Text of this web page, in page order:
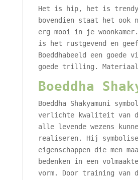
Het is hip, het is
bovendien staat het ook
erg mooi in je
is het rustgevend en
Boeddhabeeld een goede
goede trilling.
Boeddha
Boeddha Shakyamuni
verlichte kwaliteit van
alle levende wezens
realiseren. Hij
eigenschappen die men
bedenken in een
vorm. Door training van